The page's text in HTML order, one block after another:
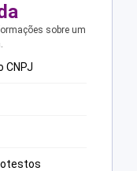
sobre um
CNPJ